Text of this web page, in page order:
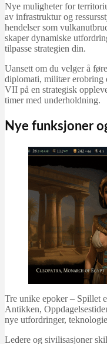
Nye muligheter for
av infrastruktur og
hendelser som
skaper dynamiske
tilpasse strategien din.
Uansett om du velger å
diplomati, militær erobring
VII på en strategisk
timer med underholdning.
Nye funksjoner
Tre unike epoker – Spillet
Antikken,
nye utfordringer,
Ledere og sivilisasjoner